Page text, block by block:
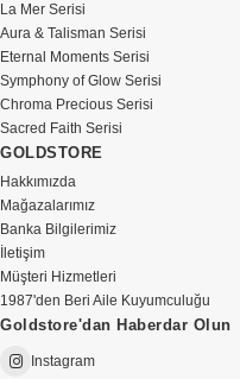
La Mer Serisi
Aura & Talisman Serisi
Eternal Moments Serisi
Symphony of Glow Serisi
Chroma Precious Serisi
Sacred Faith Serisi
GOLDSTORE
Hakkımızda
Mağazalarımız
Banka Bilgilerimiz
İletişim
Müşteri Hizmetleri
1987'den Beri Aile Kuyumculuğu
Goldstore'dan Haberdar Olun
Instagram